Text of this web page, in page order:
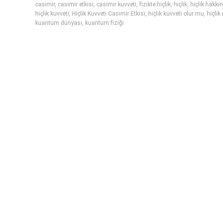
casimir, casimir etkisi, casimir kuvveti, fizikte hiçlik, hiçlik, hiçlik
hiçlik kuvveti, Hiçlik Kuvveti Casimir Etkisi, hiçlik kuvveti olur mu, hiçlik
kuantum dünyası, kuantum fiziği